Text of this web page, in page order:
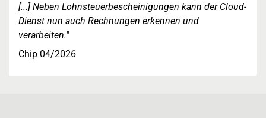
[...] Neben Lohnsteuerbescheinigungen kann der Cloud-
Dienst nun auch Rechnungen erkennen und
verarbeiten."
Chip 04/2026